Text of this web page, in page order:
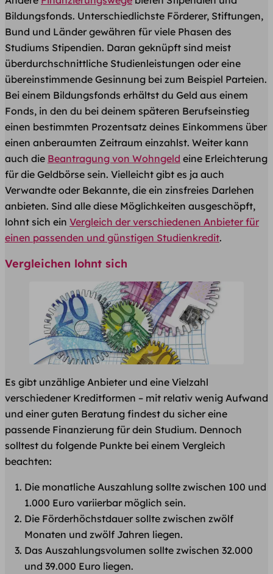
Bildungsfonds. Unterschiedlichste Förderer, Stiftungen,
Bund und Länder gewähren für viele Phasen des
Studiums Stipendien. Daran geknüpft sind meist
überdurchschnittliche Studienleistungen oder eine
übereinstimmende Gesinnung bei zum Beispiel Parteien.
Bei einem Bildungsfonds erhältst du Geld aus einem
Fonds, in den du bei deinem späteren Berufseinstieg
einen bestimmten Prozentsatz deines Einkommens über
einen anberaumten Zeitraum einzahlst. Weiter kann
auch die Beantragung von Wohngeld eine Erleichterung
für die Geldbörse sein. Vielleicht gibt es ja auch
Verwandte oder Bekannte, die ein zinsfreies Darlehen
anbieten. Sind alle diese Möglichkeiten ausgeschöpft,
lohnt sich ein Vergleich der verschiedenen Anbieter für
einen passenden und günstigen Studienkredit.
Vergleichen lohnt sich
Es gibt unzählige Anbieter und eine Vielzahl
verschiedener Kreditformen – mit relativ wenig Aufwand
und einer guten Beratung findest du sicher eine
passende Finanzierung für dein Studium. Dennoch
solltest du folgende Punkte bei einem Vergleich
beachten:
Die monatliche Auszahlung sollte zwischen 100 und
1.000 Euro variierbar möglich sein.
Die Förderhöchstdauer sollte zwischen zwölf
Monaten und zwölf Jahren liegen.
Das Auszahlungsvolumen sollte zwischen 32.000
und 39.000 Euro liegen.